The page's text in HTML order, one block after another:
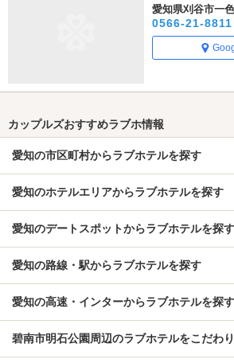
愛知県刈谷市一
0566-21-8811
カップルズおすすめラブホ情報
愛知の市区町村からラブホテルを探す
愛知のホテルエリアからラブホテルを探す
愛知のデートスポットからラブホテルを探す
愛知の路線・駅からラブホテルを探す
愛知の高速・インターからラブホテルを探す
碧南市明石公園周辺のラブホテルをこだわ